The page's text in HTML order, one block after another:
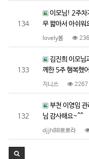
134
이모님! 2주차
무 짧아서 아쉬워
lovely봄
133
김진희 이모님
께한 5주 행복했
지니쓰 2267
132
부천 이영임 관
님 감사해요~^^
djjh88뽀뽀라